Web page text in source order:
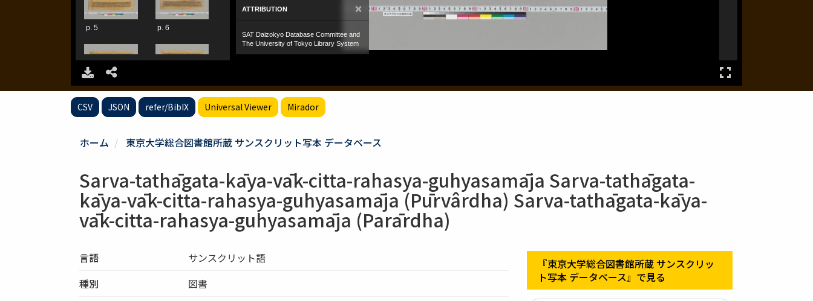
CSV JSON refer/BibIX Universal Viewer Mirador
ホーム 東京大学総合図書館所蔵 サンスクリット写本 データベース
Sarva-tathāgata-kāya-vāk-citta-rahasya-guhyasamāja Sarva-tathāgata-
kāya-vāk-citta-rahasya-guhyasamāja (Pūrvârdha) Sarva-tathāgata-kāya-
vāk-citta-rahasya-guhyasamāja (Parārdha)
言語
サンスクリット語
種別
図書
『東京大学総合図書館所蔵 サンスクリッ
ト写本 データベース』で見る